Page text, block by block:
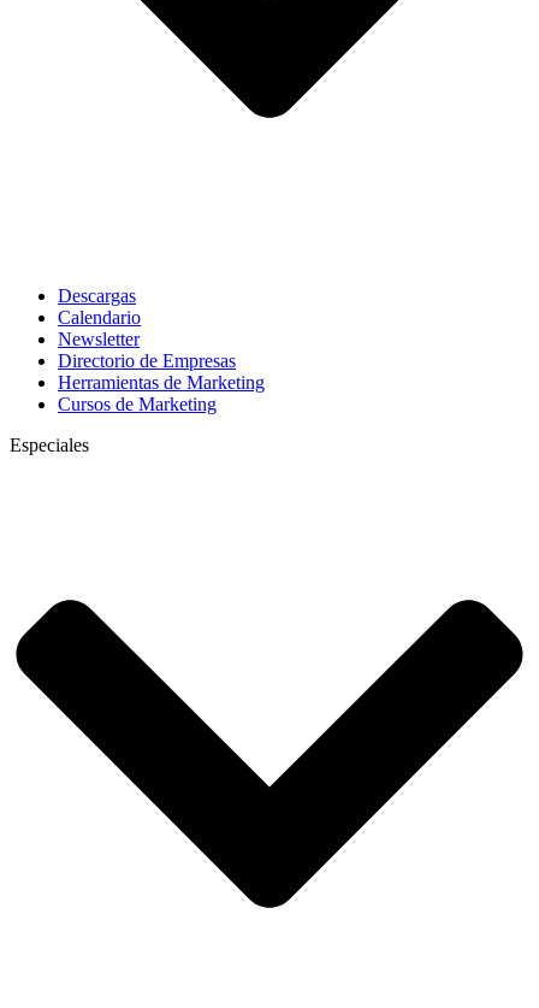
Descargas
Calendario
Newsletter
Directorio de Empresas
Herramientas de Marketing
Cursos de Marketing
Especiales